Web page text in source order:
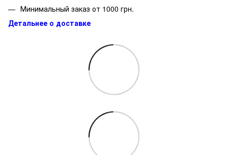
Минимальный заказ от 1000 грн.
Детальнее о доставке